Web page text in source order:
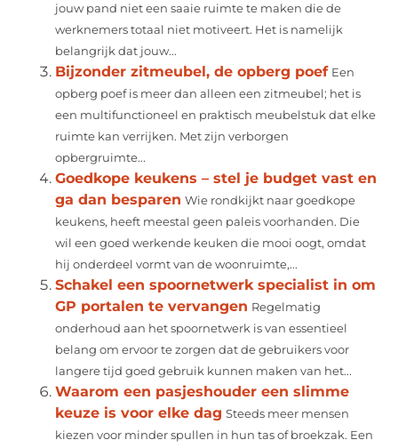
jouw pand niet een saaie ruimte te maken die de
werknemers totaal niet motiveert. Het is namelijk
belangrijk dat jouw...
Bijzonder zitmeubel, de opberg poef Een
opberg poef is meer dan alleen een zitmeubel; het is
een multifunctioneel en praktisch meubelstuk dat elke
ruimte kan verrijken. Met zijn verborgen
opbergruimte...
Goedkope keukens – stel je budget vast en
ga dan besparen Wie rondkijkt naar goedkope
keukens, heeft meestal geen paleis voorhanden. Die
wil een goed werkende keuken die mooi oogt, omdat
hij onderdeel vormt van de woonruimte,...
Schakel een spoornetwerk specialist in om
GP portalen te vervangen Regelmatig
onderhoud aan het spoornetwerk is van essentieel
belang om ervoor te zorgen dat de gebruikers voor
langere tijd goed gebruik kunnen maken van het...
Waarom een pasjeshouder een slimme
keuze is voor elke dag Steeds meer mensen
kiezen voor minder spullen in hun tas of broekzak. Een